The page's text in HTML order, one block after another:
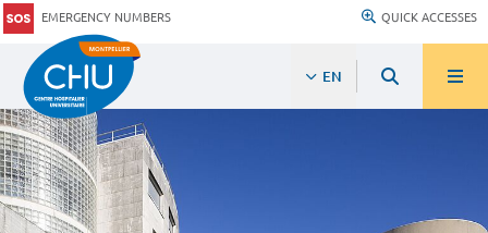
EMERGENCY NUMBERS QUICK ACCESSES
EN